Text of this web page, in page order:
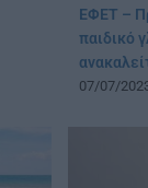
ΕΦΕΤ –
παιδικό
07/07/